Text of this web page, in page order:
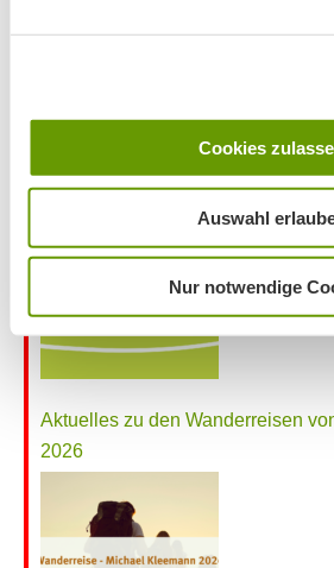
Cookies
Auswahl
Nur notwendige
Wanderung entfällt
Aktuelles zu den Wanderreisen
2026